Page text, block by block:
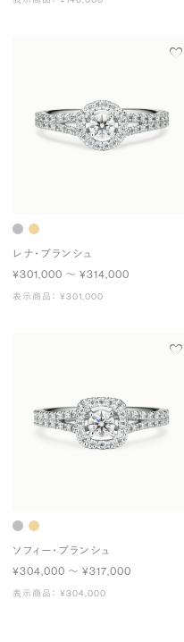
レナ・ブランシュ
¥301,000 〜 ¥314,000
表示商品： ¥301,000
ソフィー・ブランシュ
¥304,000 〜 ¥317,000
表示商品： ¥304,000